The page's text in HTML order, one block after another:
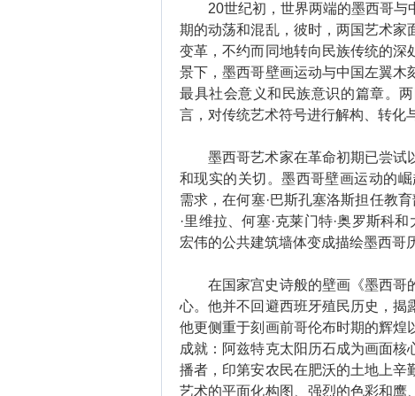
20世纪初，世界两端的墨西哥与
期的动荡和混乱，彼时，两国艺术家
变革，不约而同地转向民族传统的
景下，墨西哥壁画运动与中国左翼木
最具社会意义和民族意识的篇章。
言，对传统艺术符号进行解构、转化
墨西哥艺术家在革命初期已尝试
和现实的关切。墨西哥壁画运动的
需求，在何塞·巴斯孔塞洛斯担任教
·里维拉、何塞·克莱门特·奥罗斯科
宏伟的公共建筑墙体变成描绘墨西哥
在国家宫史诗般的壁画《墨西哥
心。他并不回避西班牙殖民历史，揭
他更侧重于刻画前哥伦布时期的辉煌
成就：阿兹特克太阳历石成为画面
播者，印第安农民在肥沃的土地上
艺术的平面化构图、强烈的色彩和鹰